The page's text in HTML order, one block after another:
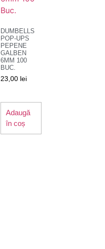
DUMBELLS
POP-UPS
PEPENE
GALBEN
6MM 100
BUC.
23,00 lei
Adaugă
în coș